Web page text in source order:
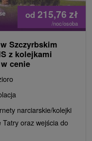
od 215,76 zł
/noc/osoba
Szczyrbskim
z kolejkami
cenie
narciarskie/kolejki
oraz wejścia do